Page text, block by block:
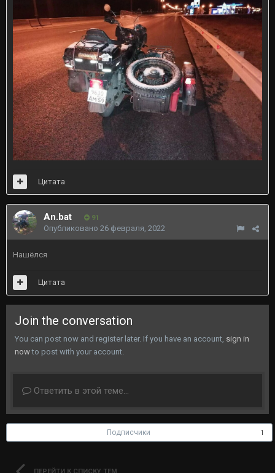
Цитата
An.bat 91
Опубликовано 26 февраля, 2022
Нашёлся
Цитата
Join the conversation
You can post now and register later. If you have an account, sign in
nowto post with your account.
Ответить в этой теме...
Подписчики 1